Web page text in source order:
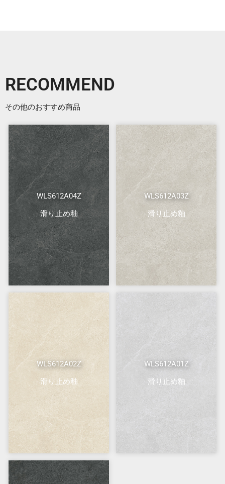
RECOMMEND
その他のおすすめ商品
WLS612A04Z
滑り止め釉
WLS612A03Z
滑り止め釉
WLS612A02Z
滑り止め釉
WLS612A01Z
滑り止め釉